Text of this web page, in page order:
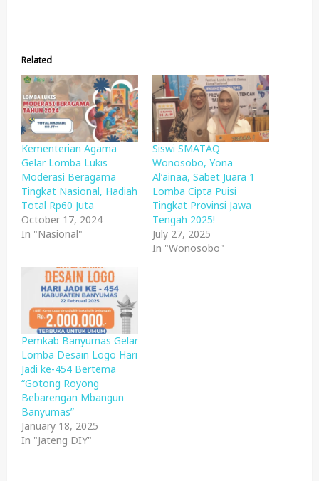
Related
Kementerian Agama
Gelar Lomba Lukis
Moderasi Beragama
Tingkat Nasional, Hadiah
Total Rp60 Juta
October 17, 2024
In "Nasional"
Siswi SMATAQ
Wonosobo, Yona
Al’ainaa, Sabet Juara 1
Lomba Cipta Puisi
Tingkat Provinsi Jawa
Tengah 2025!
July 27, 2025
In "Wonosobo"
Pemkab Banyumas Gelar
Lomba Desain Logo Hari
Jadi ke-454 Bertema
“Gotong Royong
Bebarengan Mbangun
Banyumas”
January 18, 2025
In "Jateng DIY"